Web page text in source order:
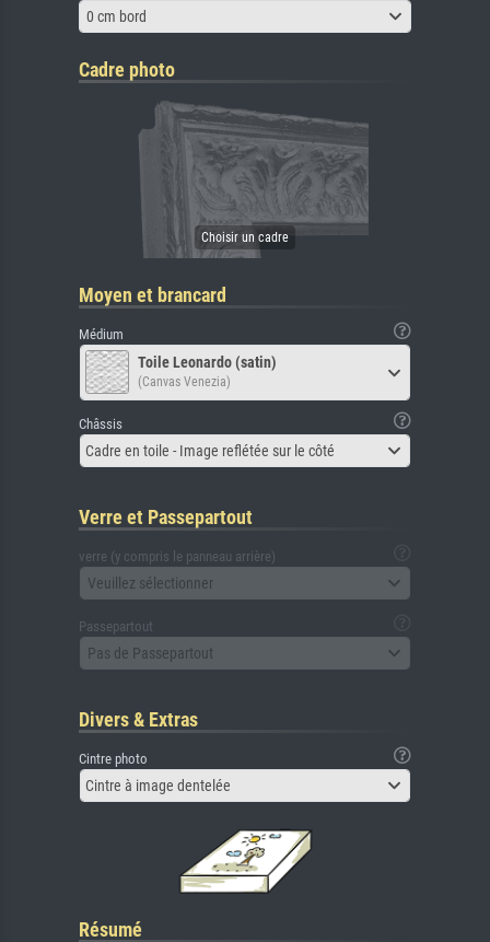
0 cm bord
Cadre photo
Moyen et brancard
Médium
Toile Leonardo (satin)
(Canvas Venezia)
Châssis
Cadre en toile - Image reflétée sur le côté
Verre et Passepartout
verre (y compris le panneau arrière)
Veuillez sélectionner
Passepartout
Pas de Passepartout
Divers & Extras
Cintre photo
Cintre à image dentelée
Résumé